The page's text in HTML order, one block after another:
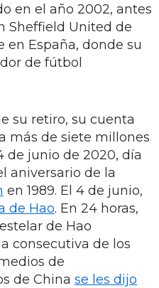
en el año 2002, antes
Sheffield United de
en España, donde su
de fútbol
su retiro, su cuenta
más de siete millones
de junio de 2020, día
aniversario de la
en 1989. El 4 de junio,
de Hao. En 24 horas,
de Hao
consecutiva de los
de
de China se les dijo